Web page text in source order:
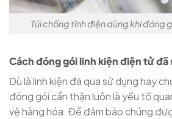
Túi chống tĩnh điện dùng khi đóng
Cách đóng gói linh kiện điện tử đã
Dù là linh kiện đã qua sử dụng hay
đóng gói cẩn thận luôn là yếu tố
vệ hàng hóa. Để đảm bảo chúng